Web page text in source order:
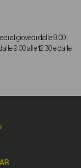
al giovedì dalle 9:00
9:00 alle 12:30 e dalle